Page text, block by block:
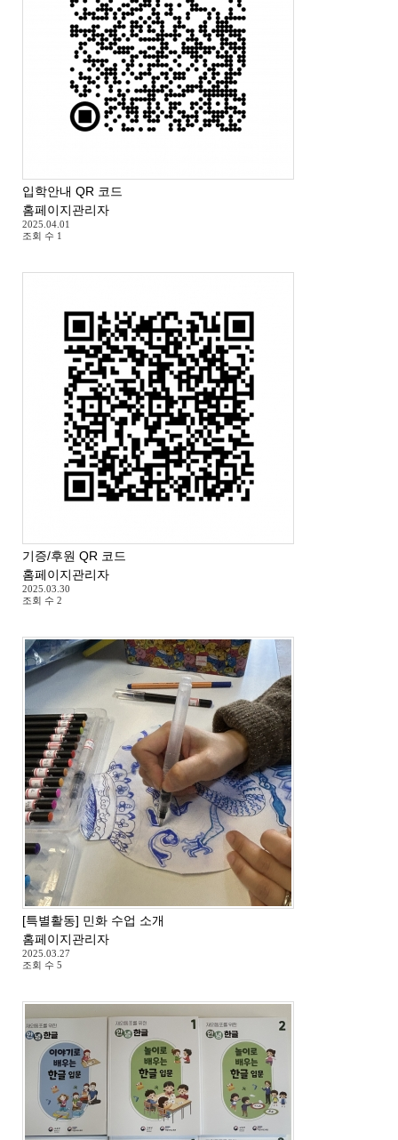
입학안내 QR 코드
홈페이지관리자
2025.04.01
조회 수 1
기증/후원 QR 코드
홈페이지관리자
2025.03.30
조회 수 2
[특별활동] 민화 수업 소개
홈페이지관리자
2025.03.27
조회 수 5